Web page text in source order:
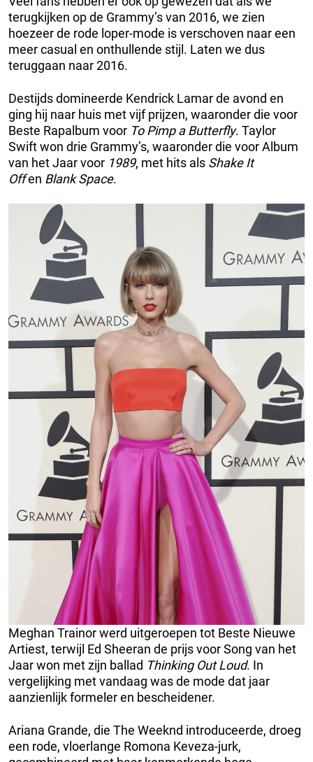
terugkijken op de Grammy’s van 2016, we zien
hoezeer de rode loper-mode is verschoven naar een
meer casual en onthullende stijl. Laten we dus
teruggaan naar 2016.
Destijds domineerde Kendrick Lamar de avond en
ging hij naar huis met vijf prijzen, waaronder die voor
Beste Rapalbum voor To Pimp a Butterfly. Taylor
Swift won drie Grammy’s, waaronder die voor Album
van het Jaar voor 1989, met hits als Shake It
Offen Blank Space.
Meghan Trainor werd uitgeroepen tot Beste Nieuwe
Artiest, terwijl Ed Sheeran de prijs voor Song van het
Jaar won met zijn ballad Thinking Out Loud. In
vergelijking met vandaag was de mode dat jaar
aanzienlijk formeler en bescheidener.
Ariana Grande, die The Weeknd introduceerde, droeg
een rode, vloerlange Romona Keveza-jurk,